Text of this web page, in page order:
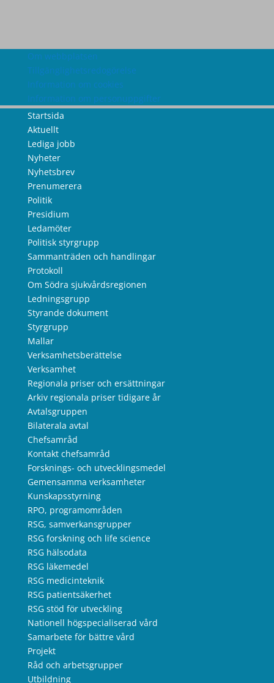
Om webbplatsen
Tillgänglighetsredogörelse
Information om cookies
Information om personuppgifter
Startsida
Aktuellt
Lediga jobb
Nyheter
Nyhetsbrev
Prenumerera
Politik
Presidium
Ledamöter
Politisk styrgrupp
Sammanträden och handlingar
Protokoll
Om Södra sjukvårdsregionen
Ledningsgrupp
Styrande dokument
Styrgrupp
Mallar
Verksamhetsberättelse
Verksamhet
Regionala priser och ersättningar
Arkiv regionala priser tidigare år
Avtalsgruppen
Bilaterala avtal
Chefsamråd
Kontakt chefsamråd
Forsknings- och utvecklingsmedel
Gemensamma verksamheter
Kunskapsstyrning
RPO, programområden
RSG, samverkansgrupper
RSG forskning och life science
RSG hälsodata
RSG läkemedel
RSG medicinteknik
RSG patientsäkerhet
RSG stöd för utveckling
Nationell högspecialiserad vård
Samarbete för bättre vård
Projekt
Råd och arbetsgrupper
Utbildning